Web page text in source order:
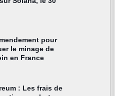
pour
le minage de
en France
: Les frais de